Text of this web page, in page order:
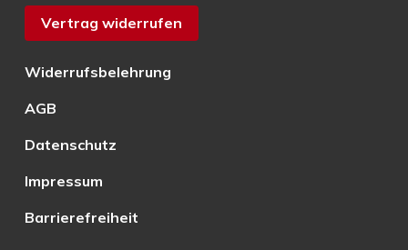
Vertrag widerrufen
Widerrufsbelehrung
AGB
Datenschutz
Impressum
Barrierefreiheit